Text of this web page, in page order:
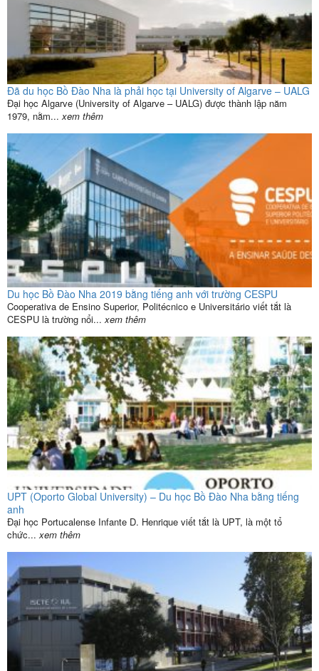
Đã du học Bồ Đào Nha là phải học tại University of Algarve – UALG
Đại học Algarve (University of Algarve – UALG) được thành lập năm
1979, nằm... xem thêm
Du học Bồ Đào Nha 2019 bằng tiếng anh với trường CESPU
Cooperativa de Ensino Superior, Politécnico e Universitário viết tắt là
CESPU là trường nổi... xem thêm
UPT (Oporto Global University) – Du học Bồ Đào Nha bằng tiếng
anh
Đại học Portucalense Infante D. Henrique viết tắt là UPT, là một tổ
chức... xem thêm